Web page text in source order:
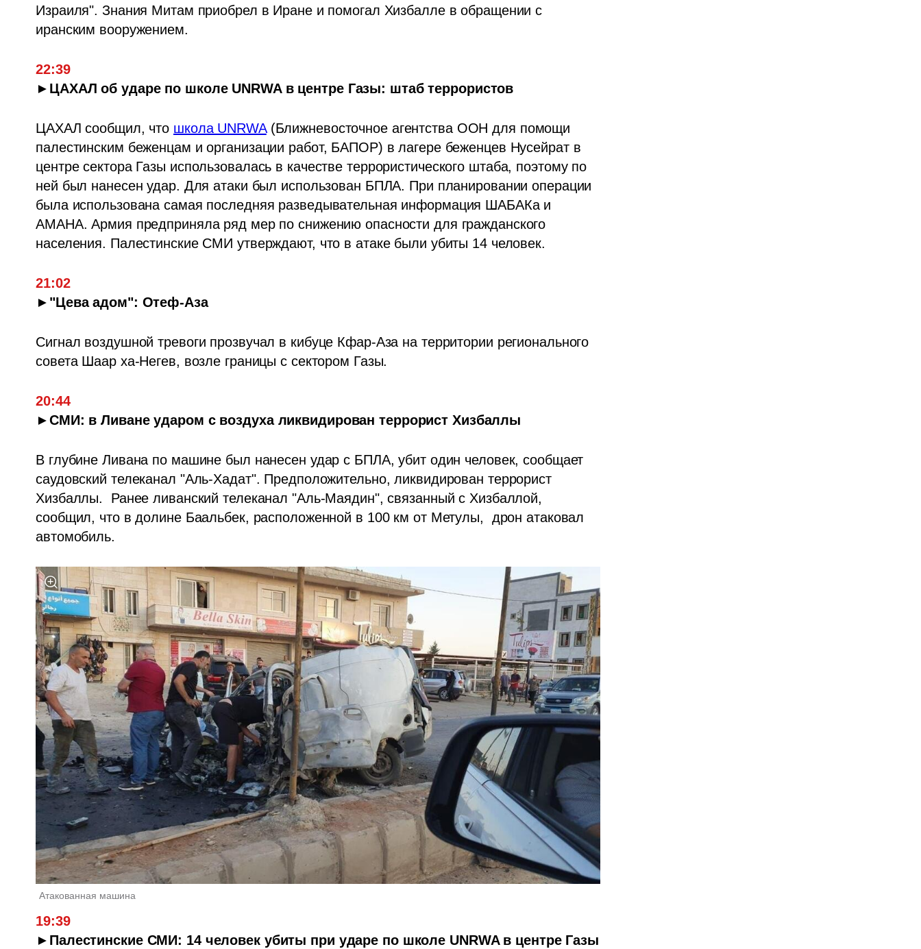
Израиля". Знания Митам приобрел в Иране и помогал Хизбалле в обращении с
иранским вооружением.
22:39
►ЦАХАЛ об ударе по школе UNRWA в центре Газы: штаб террористов
ЦАХАЛ сообщил, что школа UNRWA (Ближневосточное агентства ООН для помощи
палестинским беженцам и организации работ, БАПОР) в лагере беженцев Нусейрат в
центре сектора Газы использовалась в качестве террористического штаба, поэтому по
ней был нанесен удар. Для атаки был использован БПЛА. При планировании операции
была использована самая последняя разведывательная информация ШАБАКа и
АМАНА. Армия предприняла ряд мер по снижению опасности для гражданского
населения. Палестинские СМИ утверждают, что в атаке были убиты 14 человек.
21:02
►"Цева адом": Отеф-Аза
Сигнал воздушной тревоги прозвучал в кибуце Кфар-Аза на территории регионального
совета Шаар ха-Негев, возле границы с сектором Газы.
20:44
►СМИ: в Ливане ударом с воздуха ликвидирован террорист Хизбаллы
В глубине Ливана по машине был нанесен удар с БПЛА, убит один человек, сообщает
саудовский телеканал "Аль-Хадат". Предположительно, ликвидирован террорист
Хизбаллы.  Ранее ливанский телеканал "Аль-Маядин", связанный с Хизбаллой,
сообщил, что в долине Баальбек, расположенной в 100 км от Метулы,  дрон атаковал
автомобиль.
Атакованная машина
19:39
►Палестинские СМИ: 14 человек убиты при ударе по школе UNRWA в центре Газы